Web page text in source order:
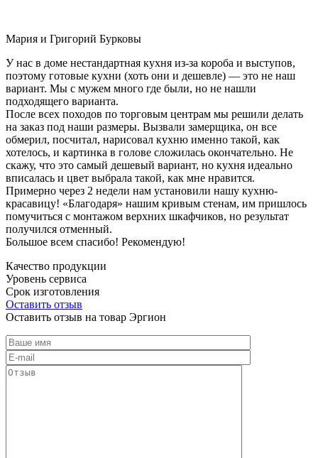
Мария и Григорий Бурковы
У нас в доме нестандартная кухня из-за короба и выступов,
поэтому готовые кухни (хоть они и дешевле) — это не наш
вариант. Мы с мужем много где были, но не нашли
подходящего варианта.
После всех походов по торговым центрам мы решили делать
на заказ под наши размеры. Вызвали замерщика, он все
обмерил, посчитал, нарисовал кухню именно такой, как
хотелось, и картинка в голове сложилась окончательно. Не
скажу, что это самый дешевый вариант, но кухня идеально
вписалась и цвет выбрала такой, как мне нравится.
Примерно через 2 недели нам установили нашу кухню-
красавицу! «Благодаря» нашим кривым стенам, им пришлось
помучиться с монтажом верхних шкафчиков, но результат
получился отменный.
Большое всем спасибо! Рекомендую!
Качество продукции
Уровень сервиса
Срок изготовления
Оставить отзыв
Оставить отзыв на товар Эргион